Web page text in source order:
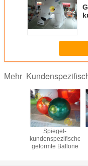
Mehr
Spiegel-
kundenspezifische
geformte Ballone